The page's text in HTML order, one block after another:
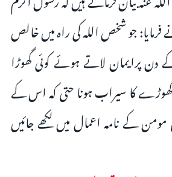
فرمایا: جو شخص اللہ کی راہ میں خالص
پرایمان لاتے ہوئے کوئی گھوڑا
کا سیراب ہونا حتی کہ اس کے
کے نامہ اعمال میں لکھے جائیں